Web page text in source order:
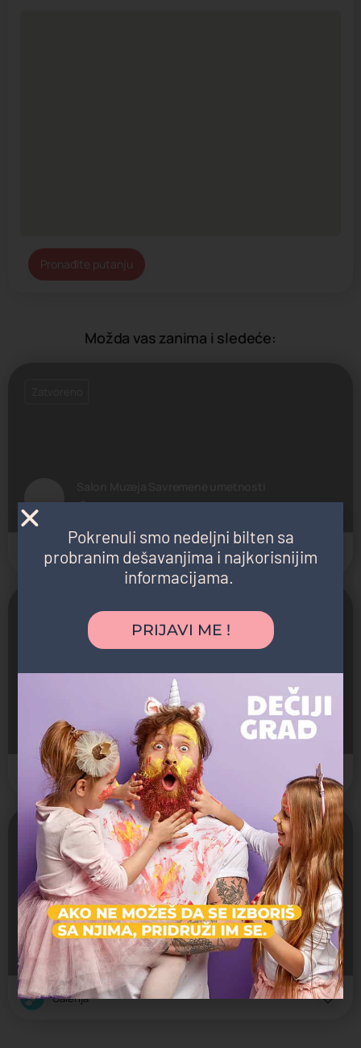
Pronađite putanju
Možda vas zanima i sledeće:
Pariska 14
Galerija
PRODAJNA GALERIJA BEOGRAD
Kosančićev venac 19
Galerija
Mala Galerija ULUPUDS-a
Uzun Mirkova 12
Zatvoreno
Galerija
Pokrenuli smo nedeljni bilten sa
probranim dešavanjima i najkorisnijim
informacijama.
PRIJAVI ME !